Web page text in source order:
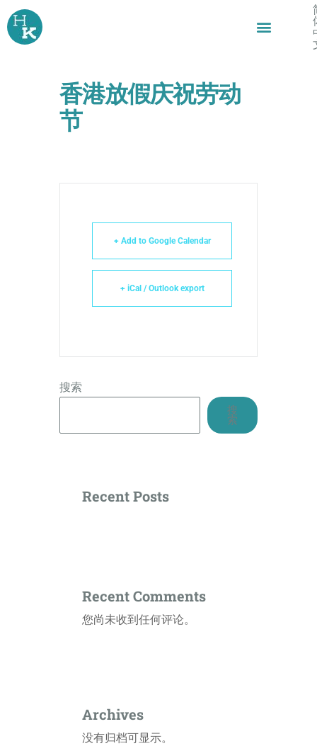
至
香港放假庆祝劳动
节
+ Add to Google Calendar
+ iCal / Outlook export
搜索
搜
索
Recent Posts
Recent Comments
您尚未收到任何评论。
Archives
没有归档可显示。